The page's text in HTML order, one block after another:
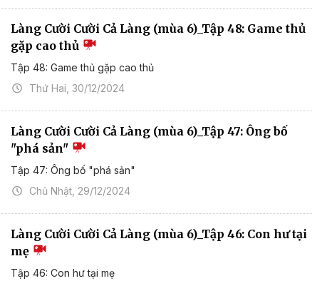
Làng Cười Cười Cả Làng (mùa 6)_Tập 48: Game thủ
gặp cao thủ
Tập 48: Game thủ gặp cao thủ
Thứ Hai, 30/12/2024
Làng Cười Cười Cả Làng (mùa 6)_Tập 47: Ông bố
"phá sản"
Tập 47: Ông bố "phá sản"
Chủ Nhật, 29/12/2024
Làng Cười Cười Cả Làng (mùa 6)_Tập 46: Con hư tại
mẹ
Tập 46: Con hư tại mẹ